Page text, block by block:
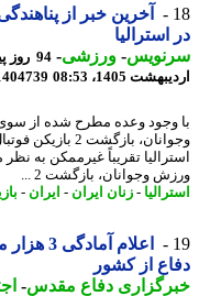
آخرین خبر از پناهندگی
-ورزشی-
1405، 08:53
81404739
وعده مطرح شده از سوی
وجوانان، بازگشت 2 بازیکن
تقریباً غیرممکن به نظر
وجوانان، بازگشت 2 ...
- زنان ایران - ایران - بازیکن
اعلام آمادگی 3
از کشور
دفاع مقدس-